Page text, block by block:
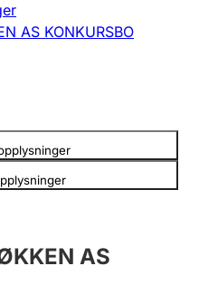
AS KONKURSBO
AS